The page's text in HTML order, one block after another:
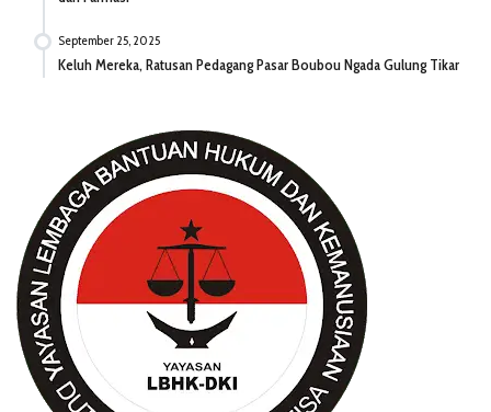
September 25, 2025
Keluh Mereka, Ratusan Pedagang Pasar Boubou Ngada Gulung Tikar